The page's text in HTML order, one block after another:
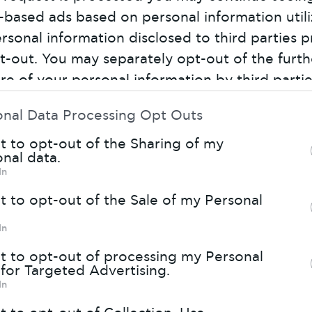
ads based on personal information
information disclosed to third parties
out. You may separately opt-out of the
of your personal information by third
be disclosed by us to third parties on the
Participantsthat may further disclose
parties.
note that this website/app uses one or more
and may gather and store information
to your visit or usage behaviour. You may
deny consent to Google and its third-party
data for below specified purposes in below
Data Processing Opt Outs
to opt-out of the Sharing of my
data.
to opt-out of the Sale of my Personal
to opt-out of processing my Personal
Targeted Advertising.
είναι και οι άνθρωποί της. Είναι ο
που ξεδιπλώνεται και κληρονομείται από